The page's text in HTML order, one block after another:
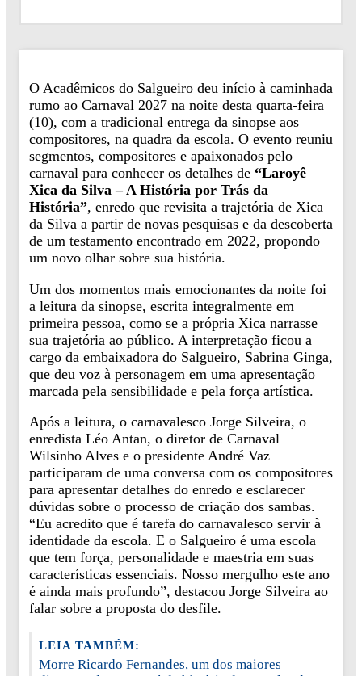
O Acadêmicos do Salgueiro deu início à caminhada
rumo ao Carnaval 2027 na noite desta quarta-feira
(10), com a tradicional entrega da sinopse aos
compositores, na quadra da escola. O evento reuniu
segmentos, compositores e apaixonados pelo
carnaval para conhecer os detalhes de “Laroyê
Xica da Silva – A História por Trás da
História”, enredo que revisita a trajetória de Xica
da Silva a partir de novas pesquisas e da descoberta
de um testamento encontrado em 2022, propondo
um novo olhar sobre sua história.
Um dos momentos mais emocionantes da noite foi
a leitura da sinopse, escrita integralmente em
primeira pessoa, como se a própria Xica narrasse
sua trajetória ao público. A interpretação ficou a
cargo da embaixadora do Salgueiro, Sabrina Ginga,
que deu voz à personagem em uma apresentação
marcada pela sensibilidade e pela força artística.
Após a leitura, o carnavalesco Jorge Silveira, o
enredista Léo Antan, o diretor de Carnaval
Wilsinho Alves e o presidente André Vaz
participaram de uma conversa com os compositores
para apresentar detalhes do enredo e esclarecer
dúvidas sobre o processo de criação dos sambas.
“Eu acredito que é tarefa do carnavalesco servir à
identidade da escola. E o Salgueiro é uma escola
que tem força, personalidade e maestria em suas
características essenciais. Nosso mergulho este ano
é ainda mais profundo”, destacou Jorge Silveira ao
falar sobre a proposta do desfile.
LEIA TAMBÉM:
Morre Ricardo Fernandes, um dos maiores